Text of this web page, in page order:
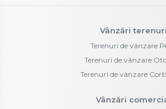
Vânzări terenuri
Terenuri de vânzare
Terenuri de vânzare
Terenuri de vânzare
Vânzări